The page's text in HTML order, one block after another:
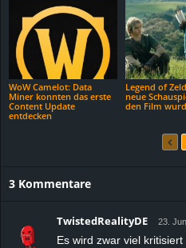
WoW Camelot: Data
Miner konnten das erste
Content Update
entdecken
Legend of
neue
den Film
3 Kommentare
TwistedRealityDE 23.
Es wird zwar viel